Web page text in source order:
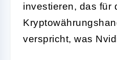
investieren, das für
verspricht, was